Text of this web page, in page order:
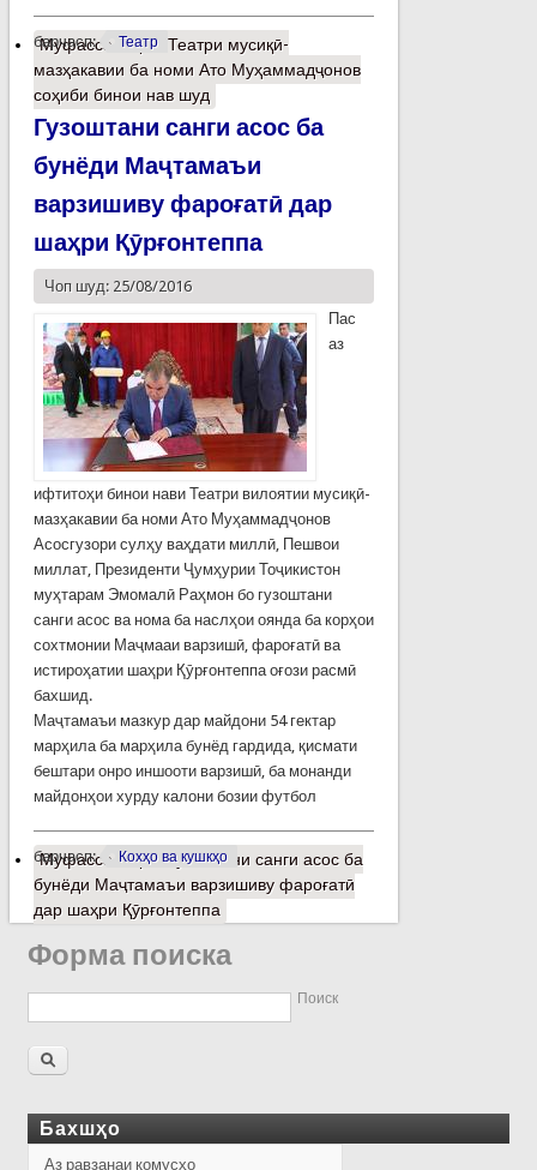
барчасп: Театр
Муфассалтаро Театри мусиқӣ-
мазҳакавии ба номи Ато Муҳаммадҷонов
соҳиби бинои нав шуд
Гузоштани санги асос ба
бунёди Маҷтамаъи
варзишиву фароғатӣ дар
шаҳри Қӯрғонтеппа
Чоп шуд: 25/08/2016
Пас
аз
ифтитоҳи бинои нави Театри вилоятии мусиқӣ-
мазҳакавии ба номи Ато Муҳаммадҷонов
Асосгузори сулҳу ваҳдати миллӣ, Пешвои
миллат, Президенти Ҷумҳурии Тоҷикистон
муҳтарам Эмомалӣ Раҳмон бо гузоштани
санги асос ва нома ба наслҳои оянда ба корҳои
сохтмонии Маҷмааи варзишӣ, фароғатӣ ва
истироҳатии шаҳри Қӯрғонтеппа оғози расмӣ
бахшид.
Маҷтамаъи мазкур дар майдони 54 гектар
марҳила ба марҳила бунёд гардида, қисмати
бештари онро иншооти варзишӣ, ба монанди
майдонҳои хурду калони бозии футбол
барчасп: Кохҳо ва кушкҳо
Муфассалтаро Гузоштани санги асос ба
бунёди Маҷтамаъи варзишиву фароғатӣ
дар шаҳри Қӯрғонтеппа
Форма поиска
Поиск
Бахшҳо
Аз равзанаи қомусҳо